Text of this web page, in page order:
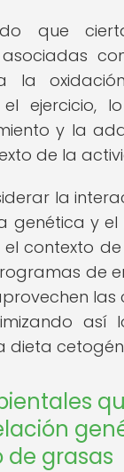
que
la
ejercicio,
y la
de la
la
genética y el
contexto de
de
así
dieta
grasas